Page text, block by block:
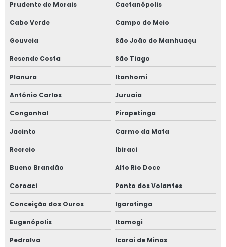
Prudente de Morais Caetanópolis
Cabo Verde Campo do Meio
Gouveia São João do Manhuaçu
Resende Costa São Tiago
Planura Itanhomi
Antônio Carlos Juruaia
Congonhal Pirapetinga
Jacinto Carmo da Mata
Recreio Ibiraci
Bueno Brandão Alto Rio Doce
Coroaci Ponto dos Volantes
Conceição dos Ouros Igaratinga
Eugenópolis Itamogi
Pedralva Icaraí de Minas